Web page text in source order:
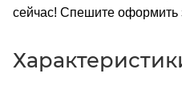
сейчас! Спешите оформить